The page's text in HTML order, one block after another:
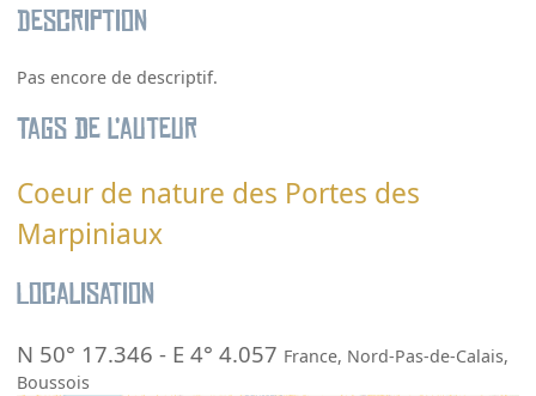
Description
Pas encore de descriptif.
Tags de l’auteur
Coeur de nature des Portes des
Marpiniaux
Localisation
N 50° 17.346 - E 4° 4.057 France, Nord-Pas-de-Calais,
Boussois